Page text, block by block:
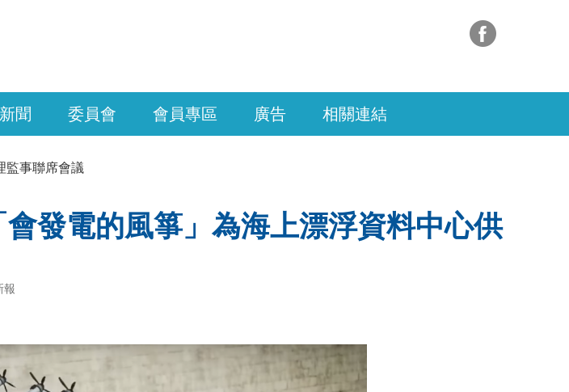
聞 委員會 會員專區 廣告 相關連結
監事聯席會議
發電的風箏」為海上漂浮資料中心供
報